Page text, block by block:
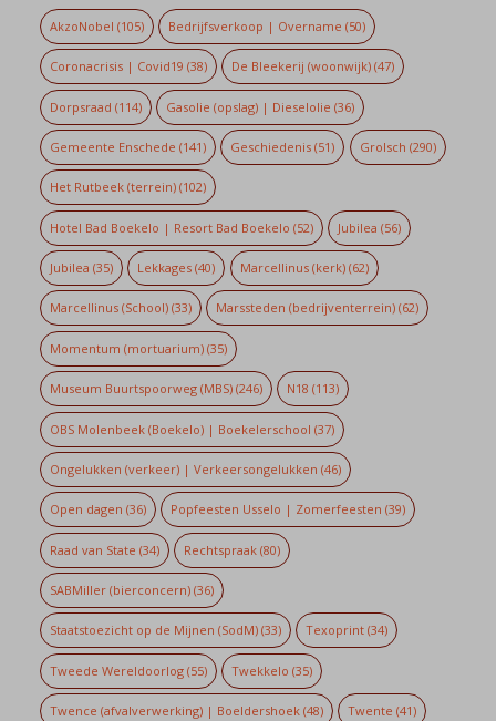
AkzoNobel (105) Bedrijfsverkoop | Overname (50)
Coronacrisis | Covid19 (38) De Bleekerij (woonwijk) (47)
Dorpsraad (114) Gasolie (opslag) | Dieselolie (36)
Gemeente Enschede (141) Geschiedenis (51) Grolsch (290)
Het Rutbeek (terrein)(102)
Hotel Bad Boekelo | Resort Bad Boekelo (52) Jubilea (56)
Jubilea (35) Lekkages (40) Marcellinus (kerk)(62)
Marcellinus (School)(33) Marssteden (bedrijventerrein) (62)
Momentum (mortuarium)(35)
Museum Buurtspoorweg (MBS)(246) N18 (113)
OBS Molenbeek (Boekelo) | Boekelerschool (37)
Ongelukken (verkeer) | Verkeersongelukken (46)
Open dagen (36) Popfeesten Usselo | Zomerfeesten (39)
Raad van State (34) Rechtspraak (80)
SABMiller (bierconcern)(36)
Staatstoezicht op de Mijnen (SodM)(33) Texoprint (34)
Tweede Wereldoorlog(55) Twekkelo (35)
Twence (afvalverwerking) | Boeldershoek(48) Twente (41)